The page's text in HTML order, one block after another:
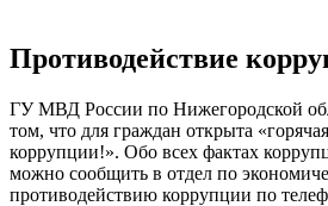
Противодействие
ГУ МВД России по Нижегородской
том, что для граждан открыта
коррупции!». Обо всех фактах
можно сообщить в отдел по
противодействию коррупции по